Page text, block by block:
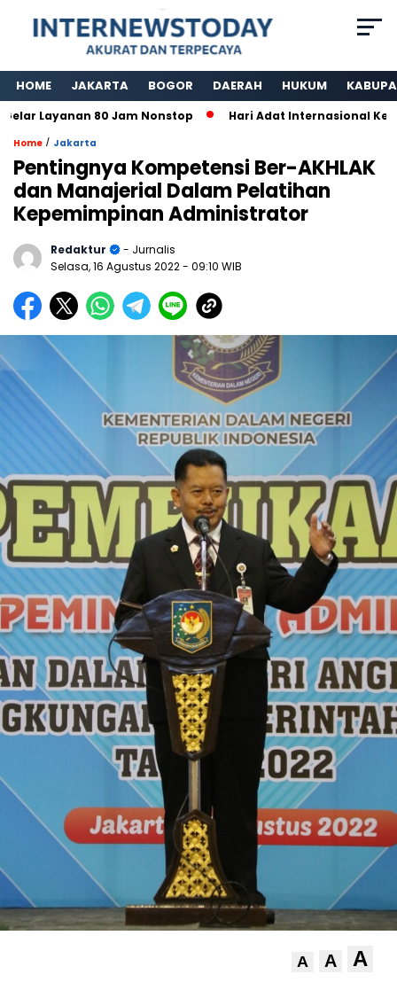
HOME JAKARTA BOGOR DAERAH HUKUM
Layanan 80 Jam Nonstop Hari Adat Internasional Ke 39
Home / Jakarta
Pentingnya Kompetensi Ber-AKHLAK
dan Manajerial Dalam Pelatihan
Kepemimpinan Administrator
Redaktur
- Jurnalis
Selasa, 16 Agustus 2022- 09:10 WIB
A A A